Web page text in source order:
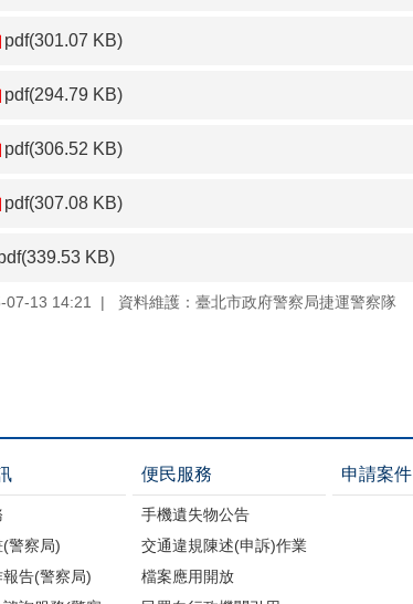
pdf(301.07 KB)
pdf(294.79 KB)
pdf(306.52 KB)
pdf(307.08 KB)
KB)
07-13 14:21 資料維護：臺北市政府警察局捷運警察隊
警察局)
告(警察局)
便民服務
手機遺失物公告
交通違規陳述(申訴)作業
檔案應用開放
申請案件